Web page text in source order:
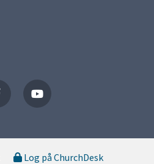
Log på ChurchDesk